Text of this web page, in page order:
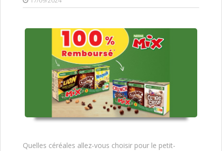
Quelles céréales allez-vous choisir pour le petit-